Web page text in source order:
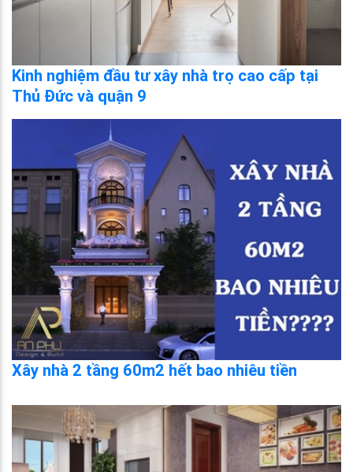
Kinh nghiệm đầu tư xây nhà trọ cao cấp tại
Thủ Đức và quận 9
Xây nhà 2 tầng 60m2 hết bao nhiêu tiền